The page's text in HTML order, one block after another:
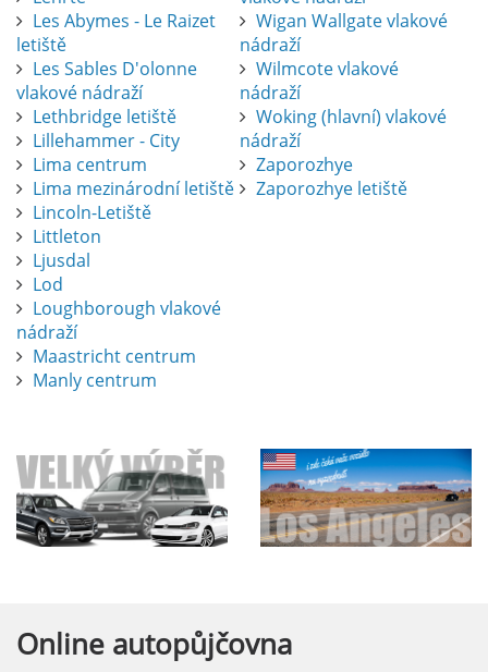
Les Abymes - Le Raizet
letiště
Les Sables D'olonne
vlakové nádraží
Lethbridge letiště
Lillehammer - City
Lima centrum
Lima mezinárodní letiště
Lincoln-Letiště
Littleton
Ljusdal
Lod
Loughborough vlakové
nádraží
Maastricht centrum
Manly centrum
Wigan Wallgate vlakové
nádraží
Wilmcote vlakové
nádraží
Woking (hlavní) vlakové
nádraží
Zaporozhye
Zaporozhye letiště
Online autopůjčovna